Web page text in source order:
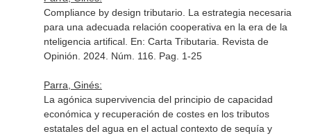
Compliance by design tributario. La estrategia necesaria
para una adecuada relación cooperativa en la era de la
nteligencia artifical. En: Carta Tributaria. Revista de
Opinión . 2024. Núm. 116. Pag. 1-25
Parra, Ginés:
La agónica supervivencia del principio de capacidad
económica y recuperación de costes en los tributos
estatales del agua en el actual contexto de sequía y